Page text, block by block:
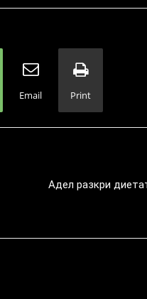
Email Print
Адел разкри